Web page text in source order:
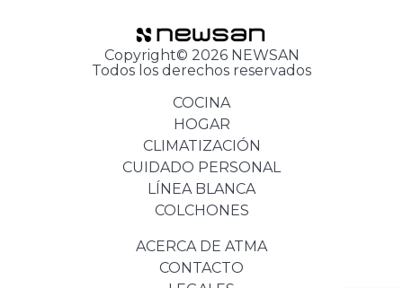
Copyright© 2026 NEWSAN
Todos los derechos reservados
COCINA
HOGAR
CLIMATIZACIÓN
CUIDADO PERSONAL
LÍNEA BLANCA
COLCHONES
ACERCA DE ATMA
CONTACTO